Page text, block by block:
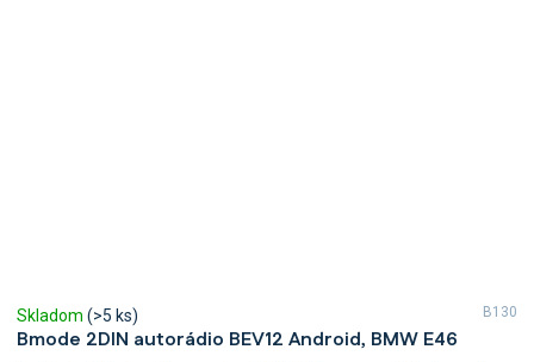
Bmode 2DIN autorádio BEV12 Android, BMW E46
Skladom (>5 ks) B130